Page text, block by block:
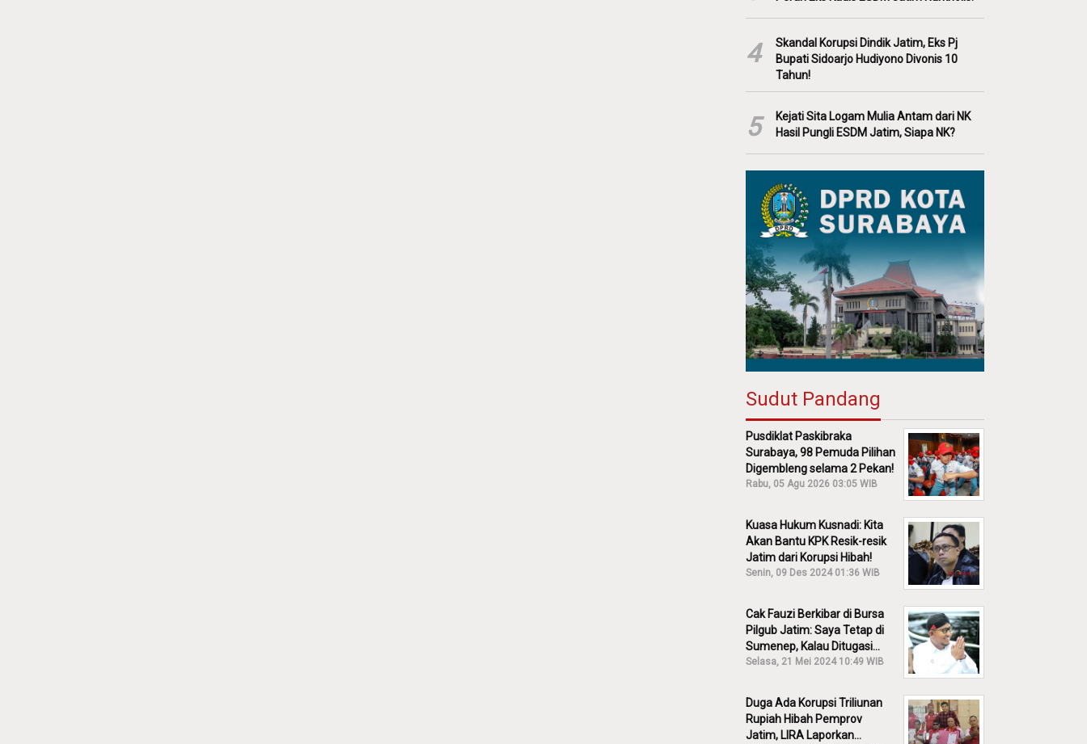
4
Skandal Korupsi Dindik Jatim, Eks Pj
Bupati Sidoarjo Hudiyono Divonis 10
Tahun!
5
Kejati Sita Logam Mulia Antam dari NK
Hasil Pungli ESDM Jatim, Siapa NK?
Sudut Pandang
Pusdiklat Paskibraka
Surabaya, 98 Pemuda Pilihan
Digembleng selama 2 Pekan!
Rabu, 05 Agu 2026 03:05 WIB
Kuasa Hukum Kusnadi: Kita
Akan Bantu KPK Resik-resik
Jatim dari Korupsi Hibah!
Senin, 09 Des 2024 01:36 WIB
Cak Fauzi Berkibar di Bursa
Pilgub Jatim: Saya Tetap di
Sumenep, Kalau Ditugasi
Partai Lain Cerita!
Selasa, 21 Mei 2024 10:49 WIB
Duga Ada Korupsi Triliunan
Rupiah Hibah Pemprov
Jatim, LIRA Laporkan